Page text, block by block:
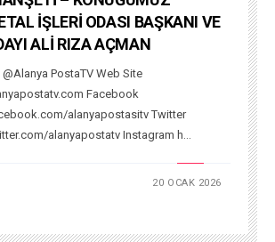
İŞLERİ ODASI BAŞKANI VE
ALİ RIZA AÇMAN
PostaTV Web Site
Facebook
alanyapostasitv Twitter
alanyapostatv Instagram h...
20 OCAK 2026